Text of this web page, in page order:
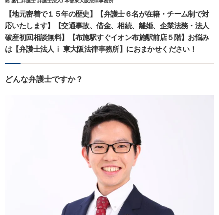
【地元密着で１５年の歴史】【弁護士６名が在籍・チーム制で対
応いたします】【交通事故、借金、相続、離婚、企業法務・法人
破産初回相談無料】【布施駅すぐイオン布施駅前店５階】お悩み
は【弁護士法人ｉ 東大阪法律事務所】におまかせください！
どんな弁護士ですか？